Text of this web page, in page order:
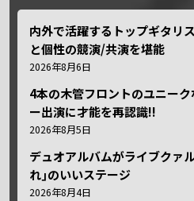
内外で活躍するトップギタリ
と個性の競演/共演を堪能
2026年8月6日
4本の木管フロントのユニー
ー出演に才能を再認識!!
2026年8月5日
デュオアルバムがライブクァ
れ｣のいいステージ
2026年8月4日